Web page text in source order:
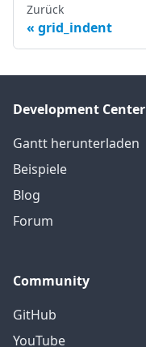
Zurück
grid_indent
Development Center
Gantt herunterladen
Beispiele
Blog
Forum
Community
GitHub
YouTube